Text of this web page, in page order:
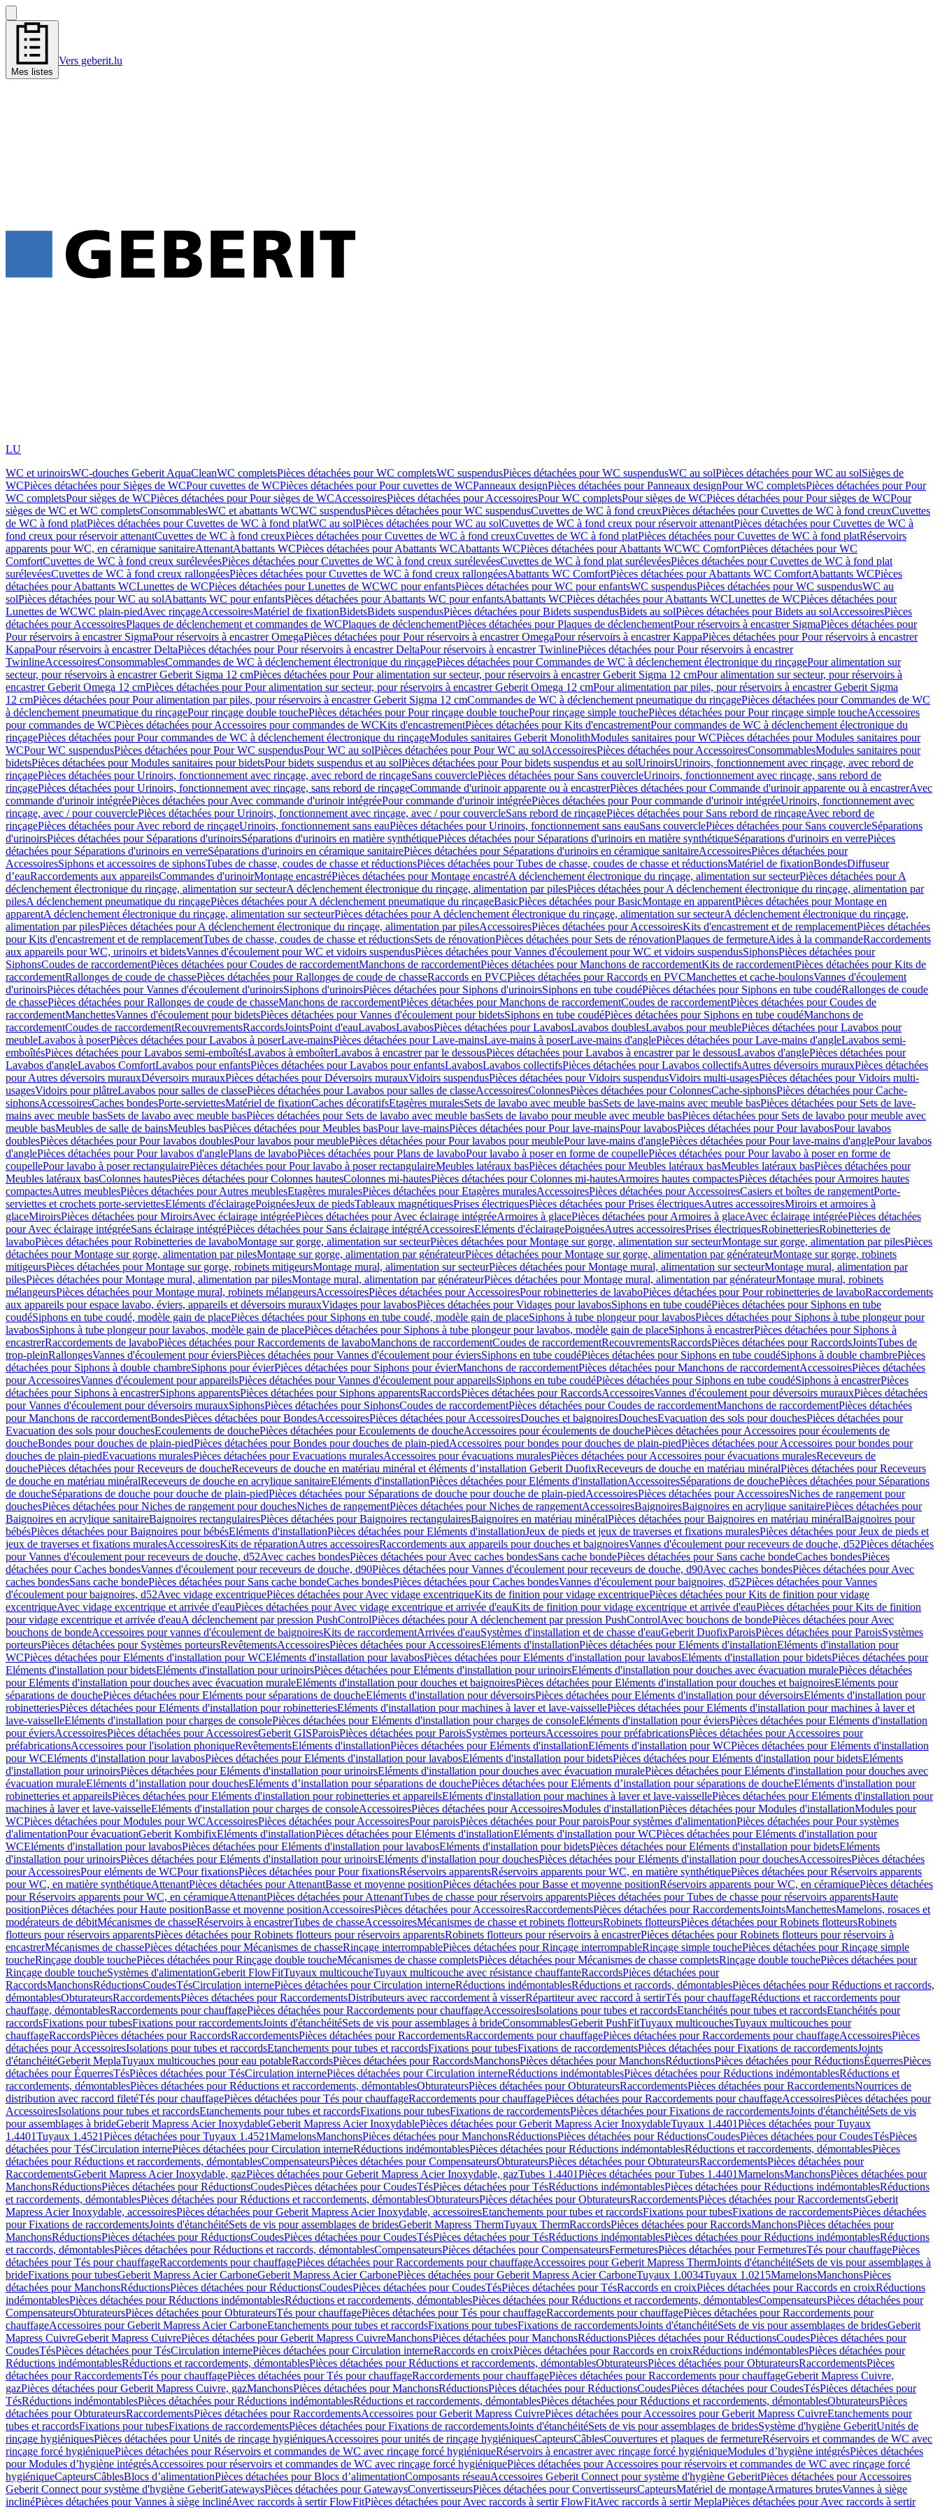
Mes listes
Vers geberit.lu
LU
WC et urinoirsWC-douches Geberit AquaCleanWC completsPièces détachées pour WC completsWC suspendusPièces détachées pour WC suspendusWC au solPièces détachées pour WC au solSièges de
WCPièces détachées pour Sièges de WCPour cuvettes de WCPièces détachées pour Pour cuvettes de WCPanneaux designPièces détachées pour Panneaux designPour WC completsPièces détachées pour Pour
WC completsPour sièges de WCPièces détachées pour Pour sièges de WCAccessoiresPièces détachées pour AccessoiresPour WC completsPour sièges de WCPièces détachées pour Pour sièges de WCPour
sièges de WC et WC completsConsommablesWC et abattants WCWC suspendusPièces détachées pour WC suspendusCuvettes de WC à fond creuxPièces détachées pour Cuvettes de WC à fond creuxCuvettes
de WC à fond platPièces détachées pour Cuvettes de WC à fond platWC au solPièces détachées pour WC au solCuvettes de WC à fond creux pour réservoir attenantPièces détachées pour Cuvettes de WC à
fond creux pour réservoir attenantCuvettes de WC à fond creuxPièces détachées pour Cuvettes de WC à fond creuxCuvettes de WC à fond platPièces détachées pour Cuvettes de WC à fond platRéservoirs
apparents pour WC, en céramique sanitaireAttenantAbattants WCPièces détachées pour Abattants WCAbattants WCPièces détachées pour Abattants WCWC ComfortPièces détachées pour WC
ComfortCuvettes de WC à fond creux surélevéesPièces détachées pour Cuvettes de WC à fond creux surélevéesCuvettes de WC à fond plat surélevéesPièces détachées pour Cuvettes de WC à fond plat
surélevéesCuvettes de WC à fond creux rallongéesPièces détachées pour Cuvettes de WC à fond creux rallongéesAbattants WC ComfortPièces détachées pour Abattants WC ComfortAbattants WCPièces
détachées pour Abattants WCLunettes de WCPièces détachées pour Lunettes de WCWC pour enfantsPièces détachées pour WC pour enfantsWC suspendusPièces détachées pour WC suspendusWC au
solPièces détachées pour WC au solAbattants WC pour enfantsPièces détachées pour Abattants WC pour enfantsAbattants WCPièces détachées pour Abattants WCLunettes de WCPièces détachées pour
Lunettes de WCWC plain-piedAvec rinçageAccessoiresMatériel de fixationBidetsBidets suspendusPièces détachées pour Bidets suspendusBidets au solPièces détachées pour Bidets au solAccessoiresPièces
détachées pour AccessoiresPlaques de déclenchement et commandes de WCPlaques de déclenchementPièces détachées pour Plaques de déclenchementPour réservoirs à encastrer SigmaPièces détachées pour
Pour réservoirs à encastrer SigmaPour réservoirs à encastrer OmegaPièces détachées pour Pour réservoirs à encastrer OmegaPour réservoirs à encastrer KappaPièces détachées pour Pour réservoirs à encastrer
KappaPour réservoirs à encastrer DeltaPièces détachées pour Pour réservoirs à encastrer DeltaPour réservoirs à encastrer TwinlinePièces détachées pour Pour réservoirs à encastrer
TwinlineAccessoiresConsommablesCommandes de WC à déclenchement électronique du rinçagePièces détachées pour Commandes de WC à déclenchement électronique du rinçagePour alimentation sur
secteur, pour réservoirs à encastrer Geberit Sigma 12 cmPièces détachées pour Pour alimentation sur secteur, pour réservoirs à encastrer Geberit Sigma 12 cmPour alimentation sur secteur, pour réservoirs à
encastrer Geberit Omega 12 cmPièces détachées pour Pour alimentation sur secteur, pour réservoirs à encastrer Geberit Omega 12 cmPour alimentation par piles, pour réservoirs à encastrer Geberit Sigma
12 cmPièces détachées pour Pour alimentation par piles, pour réservoirs à encastrer Geberit Sigma 12 cmCommandes de WC à déclenchement pneumatique du rinçagePièces détachées pour Commandes de WC
à déclenchement pneumatique du rinçagePour rinçage double touchePièces détachées pour Pour rinçage double touchePour rinçage simple touchePièces détachées pour Pour rinçage simple toucheAccessoires
pour commandes de WCPièces détachées pour Accessoires pour commandes de WCKits d'encastrementPièces détachées pour Kits d'encastrementPour commandes de WC à déclenchement électronique du
rinçagePièces détachées pour Pour commandes de WC à déclenchement électronique du rinçageModules sanitaires Geberit MonolithModules sanitaires pour WCPièces détachées pour Modules sanitaires pour
WCPour WC suspendusPièces détachées pour Pour WC suspendusPour WC au solPièces détachées pour Pour WC au solAccessoiresPièces détachées pour AccessoiresConsommablesModules sanitaires pour
bidetsPièces détachées pour Modules sanitaires pour bidetsPour bidets suspendus et au solPièces détachées pour Pour bidets suspendus et au solUrinoirsUrinoirs, fonctionnement avec rinçage, avec rebord de
rinçagePièces détachées pour Urinoirs, fonctionnement avec rinçage, avec rebord de rinçageSans couverclePièces détachées pour Sans couvercleUrinoirs, fonctionnement avec rinçage, sans rebord de
rinçagePièces détachées pour Urinoirs, fonctionnement avec rinçage, sans rebord de rinçageCommande d'urinoir apparente ou à encastrerPièces détachées pour Commande d'urinoir apparente ou à encastrerAvec
commande d'urinoir intégréePièces détachées pour Avec commande d'urinoir intégréePour commande d'urinoir intégréePièces détachées pour Pour commande d'urinoir intégréeUrinoirs, fonctionnement avec
rinçage, avec / pour couverclePièces détachées pour Urinoirs, fonctionnement avec rinçage, avec / pour couvercleSans rebord de rinçagePièces détachées pour Sans rebord de rinçageAvec rebord de
rinçagePièces détachées pour Avec rebord de rinçageUrinoirs, fonctionnement sans eauPièces détachées pour Urinoirs, fonctionnement sans eauSans couverclePièces détachées pour Sans couvercleSéparations
d'urinoirsPièces détachées pour Séparations d'urinoirsSéparations d'urinoirs en matière synthétiquePièces détachées pour Séparations d'urinoirs en matière synthétiqueSéparations d'urinoirs en verrePièces
détachées pour Séparations d'urinoirs en verreSéparations d'urinoirs en céramique sanitairePièces détachées pour Séparations d'urinoirs en céramique sanitaireAccessoiresPièces détachées pour
AccessoiresSiphons et accessoires de siphonsTubes de chasse, coudes de chasse et réductionsPièces détachées pour Tubes de chasse, coudes de chasse et réductionsMatériel de fixationBondesDiffuseur
d’eauRaccordements aux appareilsCommandes d'urinoirMontage encastréPièces détachées pour Montage encastréA déclenchement électronique du rinçage, alimentation sur secteurPièces détachées pour A
déclenchement électronique du rinçage, alimentation sur secteurA déclenchement électronique du rinçage, alimentation par pilesPièces détachées pour A déclenchement électronique du rinçage, alimentation par
pilesA déclenchement pneumatique du rinçagePièces détachées pour A déclenchement pneumatique du rinçageBasicPièces détachées pour BasicMontage en apparentPièces détachées pour Montage en
apparentA déclenchement électronique du rinçage, alimentation sur secteurPièces détachées pour A déclenchement électronique du rinçage, alimentation sur secteurA déclenchement électronique du rinçage,
alimentation par pilesPièces détachées pour A déclenchement électronique du rinçage, alimentation par pilesAccessoiresPièces détachées pour AccessoiresKits d'encastrement et de remplacementPièces détachées
pour Kits d'encastrement et de remplacementTubes de chasse, coudes de chasse et réductionsSets de rénovationPièces détachées pour Sets de rénovationPlaques de fermetureAides à la commandeRaccordements
aux appareils pour WC, urinoirs et bidetsVannes d'écoulement pour WC et vidoirs suspendusPièces détachées pour Vannes d'écoulement pour WC et vidoirs suspendusSiphonsPièces détachées pour
SiphonsCoudes de raccordementPièces détachées pour Coudes de raccordementManchons de raccordementPièces détachées pour Manchons de raccordementKits de raccordementPièces détachées pour Kits de
raccordementRallonges de coude de chassePièces détachées pour Rallonges de coude de chasseRaccords en PVCPièces détachées pour Raccords en PVCManchettes et cache-boulonsVannes d'écoulement
d'urinoirsPièces détachées pour Vannes d'écoulement d'urinoirsSiphons d'urinoirsPièces détachées pour Siphons d'urinoirsSiphons en tube coudéPièces détachées pour Siphons en tube coudéRallonges de coude
de chassePièces détachées pour Rallonges de coude de chasseManchons de raccordementPièces détachées pour Manchons de raccordementCoudes de raccordementPièces détachées pour Coudes de
raccordementManchettesVannes d'écoulement pour bidetsPièces détachées pour Vannes d'écoulement pour bidetsSiphons en tube coudéPièces détachées pour Siphons en tube coudéManchons de
raccordementCoudes de raccordementRecouvrementsRaccordsJointsPoint d'eauLavabosLavabosPièces détachées pour LavabosLavabos doublesLavabos pour meublePièces détachées pour Lavabos pour
meubleLavabos à poserPièces détachées pour Lavabos à poserLave-mainsPièces détachées pour Lave-mainsLave-mains à poserLave-mains d'anglePièces détachées pour Lave-mains d'angleLavabos semi-
emboîtésPièces détachées pour Lavabos semi-emboîtésLavabos à emboîterLavabos à encastrer par le dessousPièces détachées pour Lavabos à encastrer par le dessousLavabos d'anglePièces détachées pour
Lavabos d'angleLavabos ComfortLavabos pour enfantsPièces détachées pour Lavabos pour enfantsLavabosLavabos collectifsPièces détachées pour Lavabos collectifsAutres déversoirs murauxPièces détachées
pour Autres déversoirs murauxDéversoirs murauxPièces détachées pour Déversoirs murauxVidoirs suspendusPièces détachées pour Vidoirs suspendusVidoirs multi-usagesPièces détachées pour Vidoirs multi-
usagesVidoirs pour plâtreLavabos pour salles de classePièces détachées pour Lavabos pour salles de classeAccessoiresColonnesPièces détachées pour ColonnesCache-siphonsPièces détachées pour Cache-
siphonsAccessoiresCaches bondesPorte-serviettesMatériel de fixationCaches décoratifsEtagères muralesSets de lavabo avec meuble basSets de lave-mains avec meuble basPièces détachées pour Sets de lave-
mains avec meuble basSets de lavabo avec meuble basPièces détachées pour Sets de lavabo avec meuble basSets de lavabo pour meuble avec meuble basPièces détachées pour Sets de lavabo pour meuble avec
meuble basMeubles de salle de bainsMeubles basPièces détachées pour Meubles basPour lave-mainsPièces détachées pour Pour lave-mainsPour lavabosPièces détachées pour Pour lavabosPour lavabos
doublesPièces détachées pour Pour lavabos doublesPour lavabos pour meublePièces détachées pour Pour lavabos pour meublePour lave-mains d'anglePièces détachées pour Pour lave-mains d'anglePour lavabos
d'anglePièces détachées pour Pour lavabos d'anglePlans de lavaboPièces détachées pour Plans de lavaboPour lavabo à poser en forme de coupellePièces détachées pour Pour lavabo à poser en forme de
coupellePour lavabo à poser rectangulairePièces détachées pour Pour lavabo à poser rectangulaireMeubles latéraux basPièces détachées pour Meubles latéraux basMeubles latéraux basPièces détachées pour
Meubles latéraux basColonnes hautesPièces détachées pour Colonnes hautesColonnes mi-hautesPièces détachées pour Colonnes mi-hautesArmoires hautes compactesPièces détachées pour Armoires hautes
compactesAutres meublesPièces détachées pour Autres meublesEtagères muralesPièces détachées pour Etagères muralesAccessoiresPièces détachées pour AccessoiresCasiers et boîtes de rangementPorte-
serviettes et crochets porte-serviettesEléments d'éclairagePoignéesJeux de piedsTableaux magnétiquesPrises électriquesPièces détachées pour Prises électriquesAutres accessoiresMiroirs et armoires à
glaceMiroirsPièces détachées pour MiroirsAvec éclairage intégréePièces détachées pour Avec éclairage intégréeArmoires à glacePièces détachées pour Armoires à glaceAvec éclairage intégréePièces détachées
pour Avec éclairage intégréeSans éclairage intégréPièces détachées pour Sans éclairage intégréAccessoiresEléments d'éclairagePoignéesAutres accessoiresPrises électriquesRobinetteriesRobinetteries de
lavaboPièces détachées pour Robinetteries de lavaboMontage sur gorge, alimentation sur secteurPièces détachées pour Montage sur gorge, alimentation sur secteurMontage sur gorge, alimentation par pilesPièces
détachées pour Montage sur gorge, alimentation par pilesMontage sur gorge, alimentation par générateurPièces détachées pour Montage sur gorge, alimentation par générateurMontage sur gorge, robinets
mitigeursPièces détachées pour Montage sur gorge, robinets mitigeursMontage mural, alimentation sur secteurPièces détachées pour Montage mural, alimentation sur secteurMontage mural, alimentation par
pilesPièces détachées pour Montage mural, alimentation par pilesMontage mural, alimentation par générateurPièces détachées pour Montage mural, alimentation par générateurMontage mural, robinets
mélangeursPièces détachées pour Montage mural, robinets mélangeursAccessoiresPièces détachées pour AccessoiresPour robinetteries de lavaboPièces détachées pour Pour robinetteries de lavaboRaccordements
aux appareils pour espace lavabo, éviers, appareils et déversoirs murauxVidages pour lavabosPièces détachées pour Vidages pour lavabosSiphons en tube coudéPièces détachées pour Siphons en tube
coudéSiphons en tube coudé, modèle gain de placePièces détachées pour Siphons en tube coudé, modèle gain de placeSiphons à tube plongeur pour lavabosPièces détachées pour Siphons à tube plongeur pour
lavabosSiphons à tube plongeur pour lavabos, modèle gain de placePièces détachées pour Siphons à tube plongeur pour lavabos, modèle gain de placeSiphons à encastrerPièces détachées pour Siphons à
encastrerRaccordements de lavaboPièces détachées pour Raccordements de lavaboManchons de raccordementCoudes de raccordementRecouvrementsRaccordsPièces détachées pour RaccordsJointsTubes de
trop-pleinRallongesVannes d'écoulement pour éviersPièces détachées pour Vannes d'écoulement pour éviersSiphons en tube coudéPièces détachées pour Siphons en tube coudéSiphons à double chambrePièces
détachées pour Siphons à double chambreSiphons pour évierPièces détachées pour Siphons pour évierManchons de raccordementPièces détachées pour Manchons de raccordementAccessoiresPièces détachées
pour AccessoiresVannes d'écoulement pour appareilsPièces détachées pour Vannes d'écoulement pour appareilsSiphons en tube coudéPièces détachées pour Siphons en tube coudéSiphons à encastrerPièces
détachées pour Siphons à encastrerSiphons apparentsPièces détachées pour Siphons apparentsRaccordsPièces détachées pour RaccordsAccessoiresVannes d'écoulement pour déversoirs murauxPièces détachées
pour Vannes d'écoulement pour déversoirs murauxSiphonsPièces détachées pour SiphonsCoudes de raccordementPièces détachées pour Coudes de raccordementManchons de raccordementPièces détachées
pour Manchons de raccordementBondesPièces détachées pour BondesAccessoiresPièces détachées pour AccessoiresDouches et baignoiresDouchesEvacuation des sols pour douchesPièces détachées pour
Evacuation des sols pour douchesEcoulements de douchePièces détachées pour Ecoulements de doucheAccessoires pour écoulements de douchePièces détachées pour Accessoires pour écoulements de
doucheBondes pour douches de plain-piedPièces détachées pour Bondes pour douches de plain-piedAccessoires pour bondes pour douches de plain-piedPièces détachées pour Accessoires pour bondes pour
douches de plain-piedEvacuations muralesPièces détachées pour Evacuations muralesAccessoires pour évacuations muralesPièces détachées pour Accessoires pour évacuations muralesReceveurs de
douchePièces détachées pour Receveurs de doucheReceveurs de douche en matériau minéral et éléments d’installation Geberit DuofixReceveurs de douche en matériau minéralPièces détachées pour Receveurs
de douche en matériau minéralReceveurs de douche en acrylique sanitaireEléments d'installationPièces détachées pour Eléments d'installationAccessoiresSéparations de douchePièces détachées pour Séparations
de doucheSéparations de douche pour douche de plain-piedPièces détachées pour Séparations de douche pour douche de plain-piedAccessoiresPièces détachées pour AccessoiresNiches de rangement pour
douchesPièces détachées pour Niches de rangement pour douchesNiches de rangementPièces détachées pour Niches de rangementAccessoiresBaignoiresBaignoires en acrylique sanitairePièces détachées pour
Baignoires en acrylique sanitaireBaignoires rectangulairesPièces détachées pour Baignoires rectangulairesBaignoires en matériau minéralPièces détachées pour Baignoires en matériau minéralBaignoires pour
bébésPièces détachées pour Baignoires pour bébésEléments d'installationPièces détachées pour Eléments d'installationJeux de pieds et jeux de traverses et fixations muralesPièces détachées pour Jeux de pieds et
jeux de traverses et fixations muralesAccessoiresKits de réparationAutres accessoiresRaccordements aux appareils pour douches et baignoiresVannes d'écoulement pour receveurs de douche, d52Pièces détachées
pour Vannes d'écoulement pour receveurs de douche, d52Avec caches bondesPièces détachées pour Avec caches bondesSans cache bondePièces détachées pour Sans cache bondeCaches bondesPièces
détachées pour Caches bondesVannes d'écoulement pour receveurs de douche, d90Pièces détachées pour Vannes d'écoulement pour receveurs de douche, d90Avec caches bondesPièces détachées pour Avec
caches bondesSans cache bondePièces détachées pour Sans cache bondeCaches bondesPièces détachées pour Caches bondesVannes d'écoulement pour baignoires, d52Pièces détachées pour Vannes
d'écoulement pour baignoires, d52Avec vidage excentriquePièces détachées pour Avec vidage excentriqueKits de finition pour vidage excentriquePièces détachées pour Kits de finition pour vidage
excentriqueAvec vidage excentrique et arrivée d'eauPièces détachées pour Avec vidage excentrique et arrivée d'eauKits de finition pour vidage excentrique et arrivée d'eauPièces détachées pour Kits de finition
pour vidage excentrique et arrivée d'eauA déclenchement par pression PushControlPièces détachées pour A déclenchement par pression PushControlAvec bouchons de bondePièces détachées pour Avec
bouchons de bondeAccessoires pour vannes d'écoulement de baignoiresKits de raccordementArrivées d'eauSystèmes d'installation et de chasse d'eauGeberit DuofixParoisPièces détachées pour ParoisSystèmes
porteursPièces détachées pour Systèmes porteursRevêtementsAccessoiresPièces détachées pour AccessoiresEléments d'installationPièces détachées pour Eléments d'installationEléments d'installation pour
WCPièces détachées pour Eléments d'installation pour WCEléments d'installation pour lavabosPièces détachées pour Eléments d'installation pour lavabosEléments d'installation pour bidetsPièces détachées pour
Eléments d'installation pour bidetsEléments d'installation pour urinoirsPièces détachées pour Eléments d'installation pour urinoirsEléments d'installation pour douches avec évacuation muralePièces détachées
pour Eléments d'installation pour douches avec évacuation muraleEléments d'installation pour douches et baignoiresPièces détachées pour Eléments d'installation pour douches et baignoiresEléments pour
séparations de douchePièces détachées pour Eléments pour séparations de doucheEléments d'installation pour déversoirsPièces détachées pour Eléments d'installation pour déversoirsEléments d'installation pour
robinetteriesPièces détachées pour Eléments d'installation pour robinetteriesEléments d'installation pour machines à laver et lave-vaissellePièces détachées pour Eléments d'installation pour machines à laver et
lave-vaisselleEléments d'installation pour charges de consolePièces détachées pour Eléments d'installation pour charges de consoleEléments d'installation pour éviersPièces détachées pour Eléments d'installation
pour éviersAccessoiresPièces détachées pour AccessoiresGeberit GISParoisPièces détachées pour ParoisSystèmes porteursAccessoires pour préfabricationsPièces détachées pour Accessoires pour
préfabricationsAccessoires pour l'isolation phoniqueRevêtementsEléments d'installationPièces détachées pour Eléments d'installationEléments d'installation pour WCPièces détachées pour Eléments d'installation
pour WCEléments d'installation pour lavabosPièces détachées pour Eléments d'installation pour lavabosEléments d'installation pour bidetsPièces détachées pour Eléments d'installation pour bidetsEléments
d'installation pour urinoirsPièces détachées pour Eléments d'installation pour urinoirsEléments d'installation pour douches avec évacuation muralePièces détachées pour Eléments d'installation pour douches avec
évacuation muraleEléments d’installation pour douchesEléments d’installation pour séparations de douchePièces détachées pour Eléments d’installation pour séparations de doucheEléments d'installation pour
robinetteries et appareilsPièces détachées pour Eléments d'installation pour robinetteries et appareilsEléments d'installation pour machines à laver et lave-vaissellePièces détachées pour Eléments d'installation pour
machines à laver et lave-vaisselleEléments d'installation pour charges de consoleAccessoiresPièces détachées pour AccessoiresModules d'installationPièces détachées pour Modules d'installationModules pour
WCPièces détachées pour Modules pour WCAccessoiresPièces détachées pour AccessoiresPour paroisPièces détachées pour Pour paroisPour systèmes d'alimentationPièces détachées pour Pour systèmes
d'alimentationPour évacuationGeberit KombifixEléments d'installationPièces détachées pour Eléments d'installationEléments d'installation pour WCPièces détachées pour Eléments d'installation pour
WCEléments d'installation pour lavabosPièces détachées pour Eléments d'installation pour lavabosEléments d'installation pour bidetsPièces détachées pour Eléments d'installation pour bidetsEléments
d'installation pour urinoirsPièces détachées pour Eléments d'installation pour urinoirsEléments d'installation pour douchesPièces détachées pour Eléments d'installation pour douchesAccessoiresPièces détachées
pour AccessoiresPour eléments de WCPour fixationsPièces détachées pour Pour fixationsRéservoirs apparentsRéservoirs apparents pour WC, en matière synthétiquePièces détachées pour Réservoirs apparents
pour WC, en matière synthétiqueAttenantPièces détachées pour AttenantBasse et moyenne positionPièces détachées pour Basse et moyenne positionRéservoirs apparents pour WC, en céramiquePièces détachées
pour Réservoirs apparents pour WC, en céramiqueAttenantPièces détachées pour AttenantTubes de chasse pour réservoirs apparentsPièces détachées pour Tubes de chasse pour réservoirs apparentsHaute
positionPièces détachées pour Haute positionBasse et moyenne positionAccessoiresPièces détachées pour AccessoiresRaccordementsPièces détachées pour RaccordementsJointsManchettesMamelons, rosaces et
modérateurs de débitMécanismes de chasseRéservoirs à encastrerTubes de chasseAccessoiresMécanismes de chasse et robinets flotteursRobinets flotteursPièces détachées pour Robinets flotteursRobinets
flotteurs pour réservoirs apparentsPièces détachées pour Robinets flotteurs pour réservoirs apparentsRobinets flotteurs pour réservoirs à encastrerPièces détachées pour Robinets flotteurs pour réservoirs à
encastrerMécanismes de chassePièces détachées pour Mécanismes de chasseRinçage interrompablePièces détachées pour Rinçage interrompableRinçage simple touchePièces détachées pour Rinçage simple
toucheRinçage double touchePièces détachées pour Rinçage double toucheMécanismes de chasse completsPièces détachées pour Mécanismes de chasse completsRinçage double touchePièces détachées pour
Rinçage double toucheSystèmes d'alimentationGeberit FlowFitTuyaux multicoucheTuyaux multicouche avec résistance chauffanteRaccordsPièces détachées pour
RaccordsManchonsRéductionsCoudesTésCirculation internePièces détachées pour Circulation interneRéductions indémontablesRéductions et raccords, démontablesPièces détachées pour Réductions et raccords,
démontablesObturateursRaccordementsPièces détachées pour RaccordementsDistributeurs avec raccordement à visserRépartiteur avec raccord à sertirTés pour chauffageRéductions et raccordements pour
chauffage, démontablesRaccordements pour chauffagePièces détachées pour Raccordements pour chauffageAccessoiresIsolations pour tubes et raccordsEtanchéités pour tubes et raccordsEtanchéités pour
raccordsFixations pour tubesFixations pour raccordementsJoints d'étanchéitéSets de vis pour assemblages à brideConsommablesGeberit PushFitTuyaux multicouchesTuyaux multicouches pour
chauffageRaccordsPièces détachées pour RaccordsRaccordementsPièces détachées pour RaccordementsRaccordements pour chauffagePièces détachées pour Raccordements pour chauffageAccessoiresPièces
détachées pour AccessoiresIsolations pour tubes et raccordsEtanchements pour tubes et raccordsFixations pour tubesFixations de raccordementsPièces détachées pour Fixations de raccordementsJoints
d'étanchéitéGeberit MeplaTuyaux multicouches pour eau potableRaccordsPièces détachées pour RaccordsManchonsPièces détachées pour ManchonsRéductionsPièces détachées pour RéductionsÉquerresPièces
détachées pour ÉquerresTésPièces détachées pour TésCirculation internePièces détachées pour Circulation interneRéductions indémontablesPièces détachées pour Réductions indémontablesRéductions et
raccordements, démontablesPièces détachées pour Réductions et raccordements, démontablesObturateursPièces détachées pour ObturateursRaccordementsPièces détachées pour RaccordementsNourrices de
distribution avec raccord filetéTés pour chauffagePièces détachées pour Tés pour chauffageRaccordements pour chauffagePièces détachées pour Raccordements pour chauffageAccessoiresPièces détachées pour
AccessoiresIsolations pour tubes et raccordsEtanchements pour tubes et raccordsFixations pour tubesFixations de raccordementsPièces détachées pour Fixations de raccordementsJoints d'étanchéitéSets de vis
pour assemblages à brideGeberit Mapress Acier InoxydableGeberit Mapress Acier InoxydablePièces détachées pour Geberit Mapress Acier InoxydableTuyaux 1.4401Pièces détachées pour Tuyaux
1.4401Tuyaux 1.4521Pièces détachées pour Tuyaux 1.4521MamelonsManchonsPièces détachées pour ManchonsRéductionsPièces détachées pour RéductionsCoudesPièces détachées pour CoudesTésPièces
détachées pour TésCirculation internePièces détachées pour Circulation interneRéductions indémontablesPièces détachées pour Réductions indémontablesRéductions et raccordements, démontablesPièces
détachées pour Réductions et raccordements, démontablesCompensateursPièces détachées pour CompensateursObturateursPièces détachées pour ObturateursRaccordementsPièces détachées pour
RaccordementsGeberit Mapress Acier Inoxydable, gazPièces détachées pour Geberit Mapress Acier Inoxydable, gazTubes 1.4401Pièces détachées pour Tubes 1.4401MamelonsManchonsPièces détachées pour
ManchonsRéductionsPièces détachées pour RéductionsCoudesPièces détachées pour CoudesTésPièces détachées pour TésRéductions indémontablesPièces détachées pour Réductions indémontablesRéductions
et raccordements, démontablesPièces détachées pour Réductions et raccordements, démontablesObturateursPièces détachées pour ObturateursRaccordementsPièces détachées pour RaccordementsGeberit
Mapress Acier Inoxydable, accessoiresPièces détachées pour Geberit Mapress Acier Inoxydable, accessoiresEtanchements pour tubes et raccordsFixations pour tubesFixations de raccordementsPièces détachées
pour Fixations de raccordementsJoints d'étanchéitéSets de vis pour assemblages de bridesGeberit Mapress ThermTuyaux ThermRaccordsPièces détachées pour RaccordsManchonsPièces détachées pour
ManchonsRéductionsPièces détachées pour RéductionsCoudesPièces détachées pour CoudesTésPièces détachées pour TésRéductions indémontablesPièces détachées pour Réductions indémontablesRéductions
et raccords, démontablesPièces détachées pour Réductions et raccords, démontablesCompensateursPièces détachées pour CompensateursFermeturesPièces détachées pour FermeturesTés pour chauffagePièces
détachées pour Tés pour chauffageRaccordements pour chauffagePièces détachées pour Raccordements pour chauffageAccessoires pour Geberit Mapress ThermJoints d'étanchéitéSets de vis pour assemblages à
brideFixations pour tubesGeberit Mapress Acier CarboneGeberit Mapress Acier CarbonePièces détachées pour Geberit Mapress Acier CarboneTuyaux 1.0034Tuyaux 1.0215MamelonsManchonsPièces
détachées pour ManchonsRéductionsPièces détachées pour RéductionsCoudesPièces détachées pour CoudesTésPièces détachées pour TésRaccords en croixPièces détachées pour Raccords en croixRéductions
indémontablesPièces détachées pour Réductions indémontablesRéductions et raccordements, démontablesPièces détachées pour Réductions et raccordements, démontablesCompensateursPièces détachées pour
CompensateursObturateursPièces détachées pour ObturateursTés pour chauffagePièces détachées pour Tés pour chauffageRaccordements pour chauffagePièces détachées pour Raccordements pour
chauffageAccessoires pour Geberit Mapress Acier CarboneEtanchements pour tubes et raccordsFixations pour tubesFixations de raccordementsJoints d'étanchéitéSets de vis pour assemblages de bridesGeberit
Mapress CuivreGeberit Mapress CuivrePièces détachées pour Geberit Mapress CuivreManchonsPièces détachées pour ManchonsRéductionsPièces détachées pour RéductionsCoudesPièces détachées pour
CoudesTésPièces détachées pour TésCirculation internePièces détachées pour Circulation interneRaccords en croixPièces détachées pour Raccords en croixRéductions indémontablesPièces détachées pour
Réductions indémontablesRéductions et raccordements, démontablesPièces détachées pour Réductions et raccordements, démontablesObturateursPièces détachées pour ObturateursRaccordementsPièces
détachées pour RaccordementsTés pour chauffagePièces détachées pour Tés pour chauffageRaccordements pour chauffagePièces détachées pour Raccordements pour chauffageGeberit Mapress Cuivre,
gazPièces détachées pour Geberit Mapress Cuivre, gazManchonsPièces détachées pour ManchonsRéductionsPièces détachées pour RéductionsCoudesPièces détachées pour CoudesTésPièces détachées pour
TésRéductions indémontablesPièces détachées pour Réductions indémontablesRéductions et raccordements, démontablesPièces détachées pour Réductions et raccordements, démontablesObturateursPièces
détachées pour ObturateursRaccordementsPièces détachées pour RaccordementsAccessoires pour Geberit Mapress CuivrePièces détachées pour Accessoires pour Geberit Mapress CuivreEtanchements pour
tubes et raccordsFixations pour tubesFixations de raccordementsPièces détachées pour Fixations de raccordementsJoints d'étanchéitéSets de vis pour assemblages de bridesSystème d'hygiène GeberitUnités de
rinçage hygiéniquesPièces détachées pour Unités de rinçage hygiéniquesAccessoires pour unités de rinçage hygiéniquesCapteursCâblesCouvertures et plaques de fermetureRéservoirs et commandes de WC avec
rinçage forcé hygiéniquePièces détachées pour Réservoirs et commandes de WC avec rinçage forcé hygiéniqueRéservoirs à encastrer avec rinçage forcé hygiéniqueModules d’hygiène intégrésPièces détachées
pour Modules d’hygiène intégrésAccessoires pour réservoirs et commandes de WC avec rinçage forcé hygiéniquePièces détachées pour Accessoires pour réservoirs et commandes de WC avec rinçage forcé
hygiéniqueCapteursCâblesBlocs d’alimentationPièces détachées pour Blocs d’alimentationComposants réseauAccessoires Geberit Connect pour système d'hygiène GeberitPièces détachées pour Accessoires
Geberit Connect pour système d'hygiène GeberitGatewaysPièces détachées pour GatewaysConvertisseursPièces détachées pour ConvertisseursCapteursMatériel de montageArmatures brutesVannes à siège
inclinéPièces détachées pour Vannes à siège inclinéAvec raccords à sertir FlowFitPièces détachées pour Avec raccords à sertir FlowFitAvec raccords à sertir MeplaPièces détachées pour Avec raccords à sertir